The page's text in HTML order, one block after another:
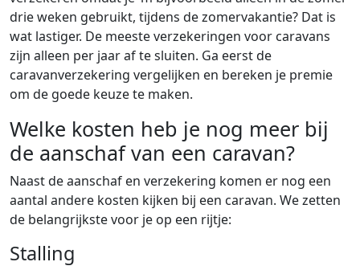
drie weken gebruikt, tijdens de zomervakantie? Dat is
wat lastiger. De meeste verzekeringen voor caravans
zijn alleen per jaar af te sluiten. Ga eerst de
caravanverzekering vergelijken en bereken je premie
om de goede keuze te maken.
Welke kosten heb je nog meer bij
de aanschaf van een caravan?
Naast de aanschaf en verzekering komen er nog een
aantal andere kosten kijken bij een caravan. We zetten
de belangrijkste voor je op een rijtje:
Stalling